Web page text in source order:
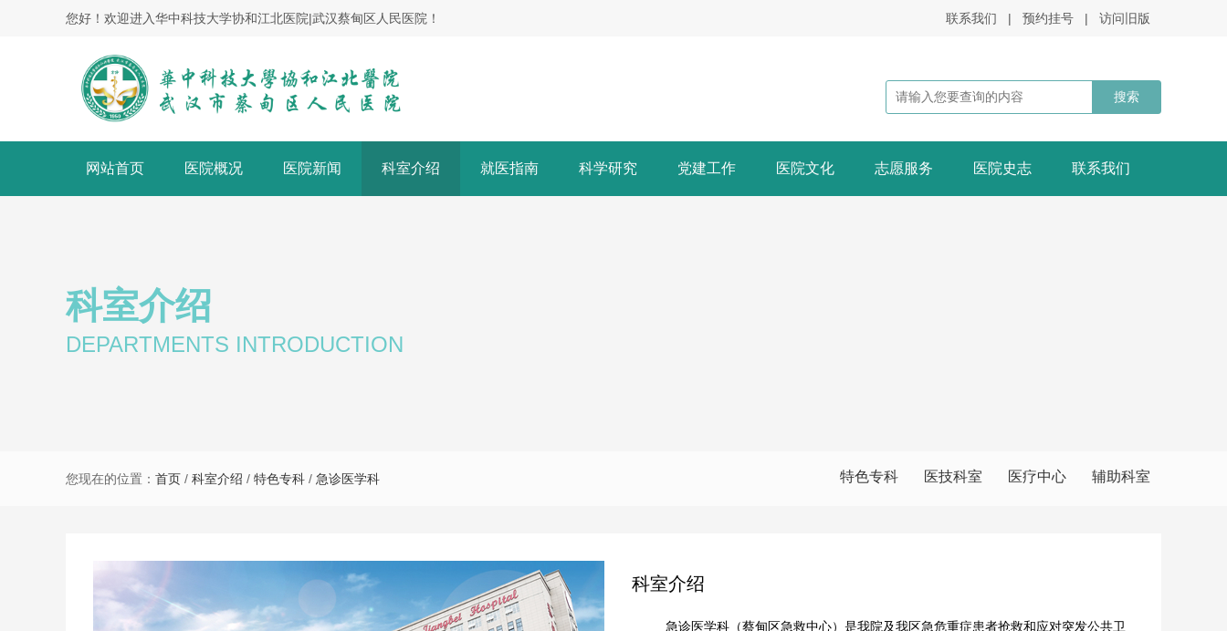
您好！欢迎进入华中科技大学协和江北医院|武汉蔡甸区人民医院！ 联系我们 | 预约挂号 | 访问旧版
网站首页 医院概况 医院新闻 科室介绍 就医指南 科学研究 党建工作 医院文化 志愿服务 医院史志 联系我们
科室介绍
DEPARTMENTS INTRODUCTION
特色专科 医技科室 医疗中心 辅助科室
您现在的位置： 首页 / 科室介绍 / 特色专科 / 急诊医学科
科室介绍
急诊医学科（蔡甸区急救中心）是我院及我区急危重症患者抢救和应对突发公共卫